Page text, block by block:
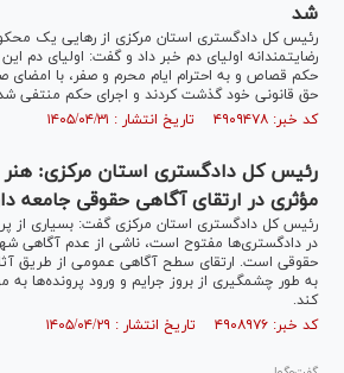
شد
رئیس کل دادگستری استان مرکزی از رهایی یک
رضایتمندانه اولیای دم خبر داد و گفت: اولیای دم
حکم قصاص و به احترام ایام محرم و صفر، با
حق قانونی خود گذشت کردند و اجرای حکم منتفی
کد خبر: ۴۹۰۹۴۷۸ تاریخ انتشار : ۱۴۰۵/۰۴/۳۱
رئیس کل دادگستری استان مرکزی:
مؤثری در ارتقای آگاهی حقوقی جامعه
رئیس کل دادگستری استان مرکزی گفت: بسیاری از
در دادگستری‌ها مفتوح است، ناشی از عدم آگاهی
حقوقی است. ارتقای سطح آگاهی عمومی از طریق
به طور چشمگیری از بروز جرایم و ورود پرونده‌ها
کند.
کد خبر: ۴۹۰۸۹۷۶ تاریخ انتشار : ۱۴۰۵/۰۴/۲۹